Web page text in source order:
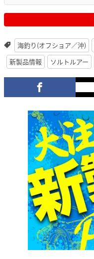
海釣り(オフショア／沖)
新製品情報
ソルトルアー